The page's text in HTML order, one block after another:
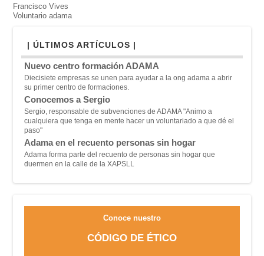
Francisco Vives
Voluntario adama
| ÚLTIMOS ARTÍCULOS |
Nuevo centro formación ADAMA
Diecisiete empresas se unen para ayudar a la ong adama a abrir
su primer centro de formaciones.
Conocemos a Sergio
Sergio, responsable de subvenciones de ADAMA "Animo a
cualquiera que tenga en mente hacer un voluntariado a que dé el
paso"
Adama en el recuento personas sin hogar
Adama forma parte del recuento de personas sin hogar que
duermen en la calle de la XAPSLL
Conoce nuestro
CÓDIGO DE ÉTICO